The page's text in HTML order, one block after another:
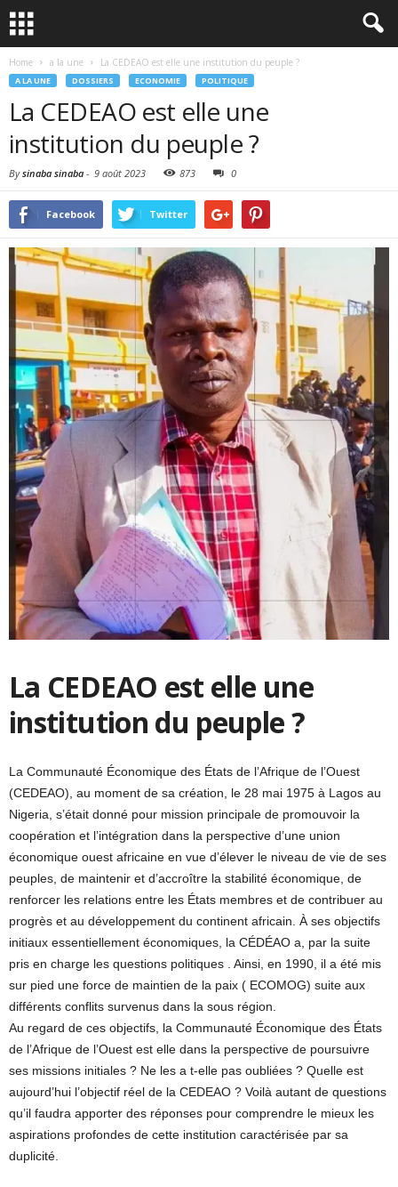
Home a la une La CEDEAO est elle une institution du peuple ?
A LA UNE DOSSIERS ECONOMIE POLITIQUE
La CEDEAO est elle une
institution du peuple ?
Bysinaba sinaba - 9 août 2023 873 0
Facebook Twitter
La CEDEAO est elle une
institution du peuple ?
La Communauté Économique des États de l’Afrique de l’Ouest
(CEDEAO), au moment de sa création, le 28 mai 1975 à Lagos au
Nigeria, s’était donné pour mission principale de promouvoir la
coopération et l’intégration dans la perspective d’une union
économique ouest africaine en vue d’élever le niveau de vie de ses
peuples, de maintenir et d’accroître la stabilité économique, de
renforcer les relations entre les États membres et de contribuer au
progrès et au développement du continent africain. À ses objectifs
initiaux essentiellement économiques, la CÉDÉAO a, par la suite
pris en charge les questions politiques . Ainsi, en 1990, il a été mis
sur pied une force de maintien de la paix ( ECOMOG) suite aux
différents conflits survenus dans la sous région.
Au regard de ces objectifs, la Communauté Économique des États
de l’Afrique de l’Ouest est elle dans la perspective de poursuivre
ses missions initiales ? Ne les a t-elle pas oubliées ? Quelle est
aujourd’hui l’objectif réel de la CEDEAO ? Voilà autant de questions
qu’il faudra apporter des réponses pour comprendre le mieux les
aspirations profondes de cette institution caractérisée par sa
duplicité.